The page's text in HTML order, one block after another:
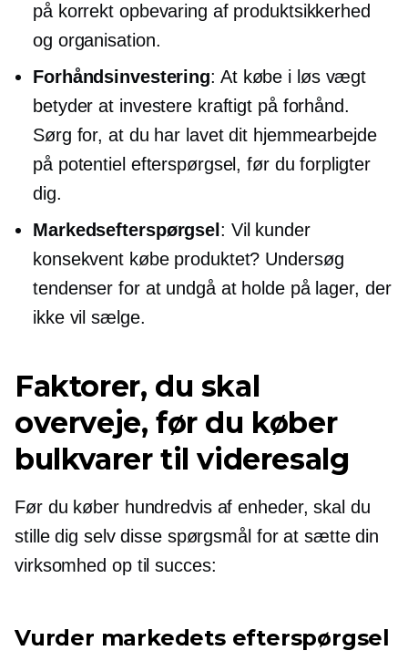
på korrekt opbevaring af produktsikkerhed
og organisation.
Forhåndsinvestering: At købe i løs vægt
betyder at investere kraftigt på forhånd.
Sørg for, at du har lavet dit hjemmearbejde
på potentiel efterspørgsel, før du forpligter
dig.
Markedsefterspørgsel : Vil kunder
konsekvent købe produktet? Undersøg
tendenser for at undgå at holde på lager, der
ikke vil sælge.
Faktorer, du skal
overveje, før du køber
bulkvarer til videresalg
Før du køber hundredvis af enheder, skal du
stille dig selv disse spørgsmål for at sætte din
virksomhed op til succes:
Vurder markedets efterspørgsel